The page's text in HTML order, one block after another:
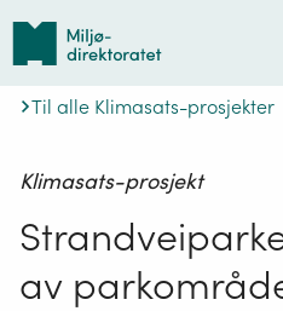
Tilbake
forsiden
Til alle Klimasats-prosjekter
Klimasats-prosjekt
av